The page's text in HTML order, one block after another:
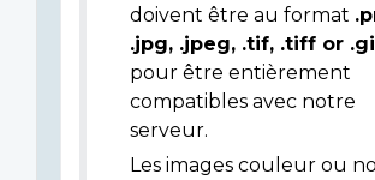
doivent être au format
.jpg, .jpeg, .tif, .tiff or
pour être entièrement
compatibles avec notre
serveur.
Les images couleur ou